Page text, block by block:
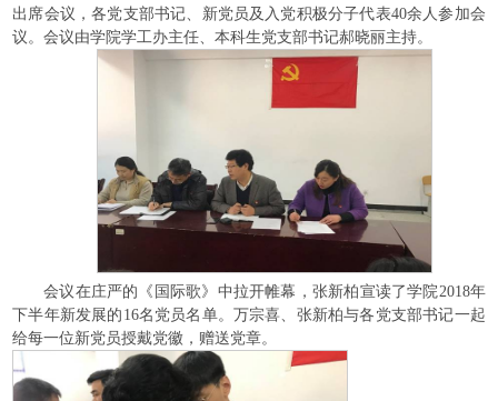
出席会议，各党支部书记、新党员及入党积极分子代表40余人参加会
议。会议由学院学工办主任、本科生党支部书记郝晓丽主持。
会议在庄严的《国际歌》中拉开帷幕，张新柏宣读了学院2018年
下半年新发展的16名党员名单。万宗喜、张新柏与各党支部书记一起
给每一位新党员授戴党徽，赠送党章。